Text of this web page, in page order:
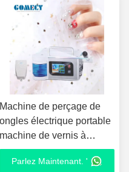
Machine de perçage de
ongles électrique portable
machine de vernis à
ongles à pulvérisation
d'eau professionnelle
Parlez Maintenant. '